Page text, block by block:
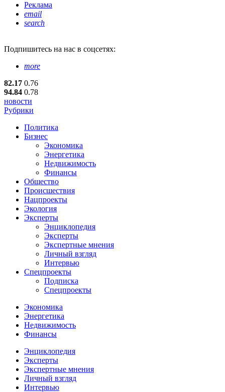
Реклама
email
search
Подпишитесь на нас в соцсетях:
more
82.17 0.76
94.84 0.78
новости
Рубрики
Политика
Бизнес
Экономика
Энергетика
Недвижимость
Финансы
Общество
Происшествия
Нацпроекты
Экология
Эксперты
Энциклопедия
Эксперты
Экспертные мнения
Личный взгляд
Интервью
Спецпроекты
Подписка
Спецпроекты
Экономика
Энергетика
Недвижимость
Финансы
Энциклопедия
Эксперты
Экспертные мнения
Личный взгляд
Интервью